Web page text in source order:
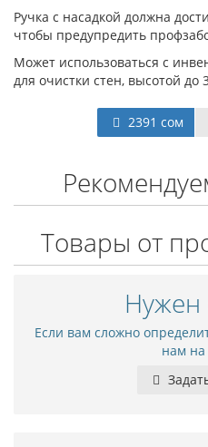
Ручка с насадкой должна
чтобы предупредить
Может использоваться с
для очистки стен, высотой до
2391 сом
Товары от
Нужен
Если вам сложно
нам на